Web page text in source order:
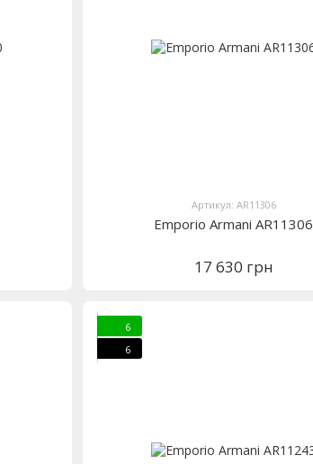
Артикул: AR11306
Emporio Armani AR11306
17 630 грн
6
6